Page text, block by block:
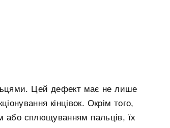
Цей дефект має не лише
кінцівок. Окрім того,
або сплющуванням пальців, їх